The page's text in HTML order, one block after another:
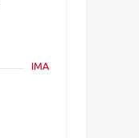
IMA